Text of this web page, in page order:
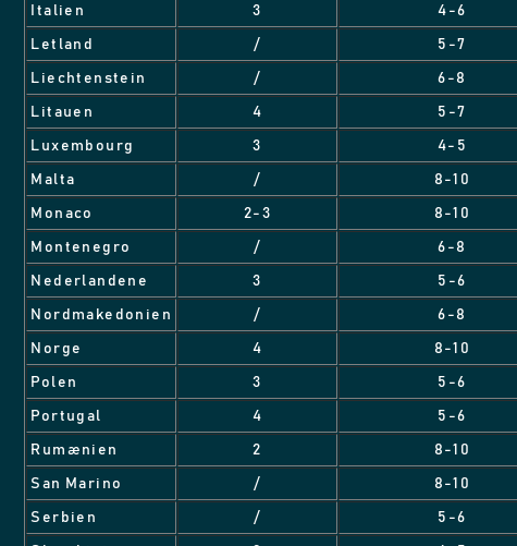
Italien 3 4-6
Letland / 5-7
Liechtenstein / 6-8
Litauen 4 5-7
Luxembourg 3 4-5
Malta / 8-10
Monaco 2-3 8-10
Montenegro / 6-8
Nederlandene 3 5-6
Nordmakedonien / 6-8
Norge 4 8-10
Polen 3 5-6
Portugal 4 5-6
Rumænien 2 8-10
San Marino / 8-10
Serbien / 5-6